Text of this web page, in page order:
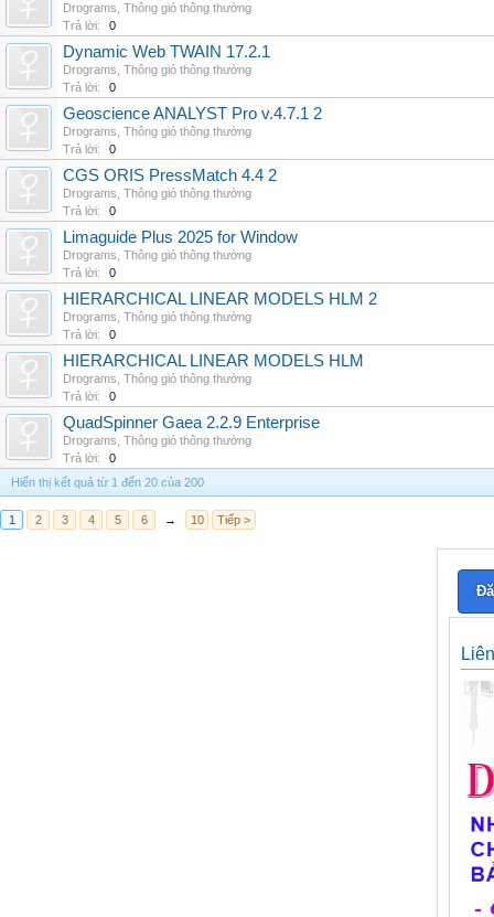
Drograms Thông gió thông thường
Trả lời:
0
Dynamic Web TWAIN 17.2.1
Drograms Thông gió thông thường
Trả lời:
0
Geoscience ANALYST Pro v.4.7.1 2
Drograms Thông gió thông thường
Trả lời:
0
CGS ORIS PressMatch 4.4 2
Drograms Thông gió thông thường
Trả lời:
0
Limaguide Plus 2025 for Window
Drograms Thông gió thông thường
Trả lời:
0
HIERARCHICAL LINEAR MODELS HLM 2
Drograms Thông gió thông thường
Trả lời:
0
HIERARCHICAL LINEAR MODELS HLM
Drograms Thông gió thông thường
Trả lời:
0
QuadSpinner Gaea 2.2.9 Enterprise
Drograms Thông gió thông thường
Trả lời:
0
Hiển thị kết quả từ 1 đến 20 của 200
1 2 3 4 5 6 → 10 Tiếp >